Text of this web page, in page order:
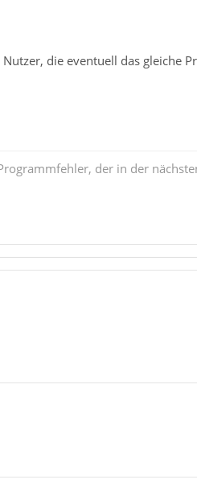
die eventuell das gleiche
der in der